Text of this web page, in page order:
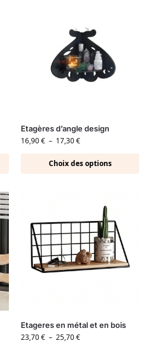
Etagères d’angle design
16,90€ – 17,30€
Choix des options
Etageres en métal et en bois
23,70€ – 25,70€